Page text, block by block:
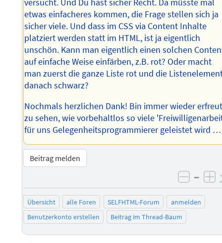
versucht. Und Du hast sicher Recht. Da müsste mal
etwas einfacheres kommen, die Frage stellen sich ja
sicher viele. Und dass im CSS via Content Inhalte
platziert werden statt im HTML, ist ja eigentlich
unschön. Kann man eigentlich einen solchen
auf einfache Weise einfärben, z.B. rot? Oder macht
man zuerst die ganze Liste rot und die
danach schwarz?
Nochmals herzlichen Dank! Bin immer wieder
zu sehen, wie vorbehaltlos so viele
für uns Gelegenheitsprogrammierer geleistet wird …
Beitrag melden
–
Übersicht alle Foren SELFHTML-Forum
anmelden
Benutzerkonto erstellen
Beitrag im Thread-Baum